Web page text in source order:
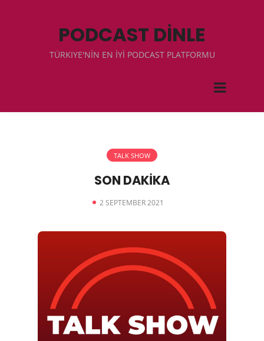
PODCAST DİNLE
TÜRKIYE'NİN EN İYİ PODCAST PLATFORMU
TALK SHOW
SON DAKİKA
2 SEPTEMBER 2021